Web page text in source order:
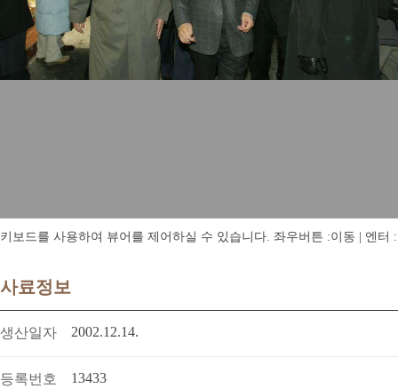
키보드를 사용하여 뷰어를 제어하실 수 있습니다. 좌우버튼 :이동 | 엔터
사료정보
생산일자 2002.12.14.
등록번호 13433